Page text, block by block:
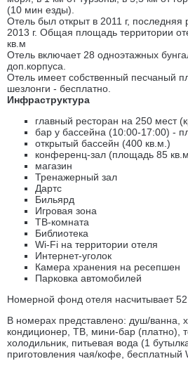
(10 мин езды).
Отель был открыт в 2011 г, последняя
2013 г. Общая площадь территории
кв.м
Отель включает 28 одноэтажных
доп.корпуса.
Отель имеет собственный песчаный
шезлонги - бесплатно.
Инфраструктура
главный ресторан на 250 мест
бар у бассейна (10:00-17:00) -
открытый бассейн (400 кв.м.)
конференц-зал (площадь 85
магазин
Тренажерный зал
Дартс
Бильярд
Игровая зона
ТВ-комната
Библиотека
Wi-Fi на территории отеля
Интернет-уголок
Камера хранения на ресепшен
Парковка автомобилей
Номерной фонд отеля насчитывает
В номерах представлено: душ/ванна,
кондиционер, ТВ, мини-бар (платно),
холодильник, питьевая вода (1
приготовления чая/кофе, бесплатный